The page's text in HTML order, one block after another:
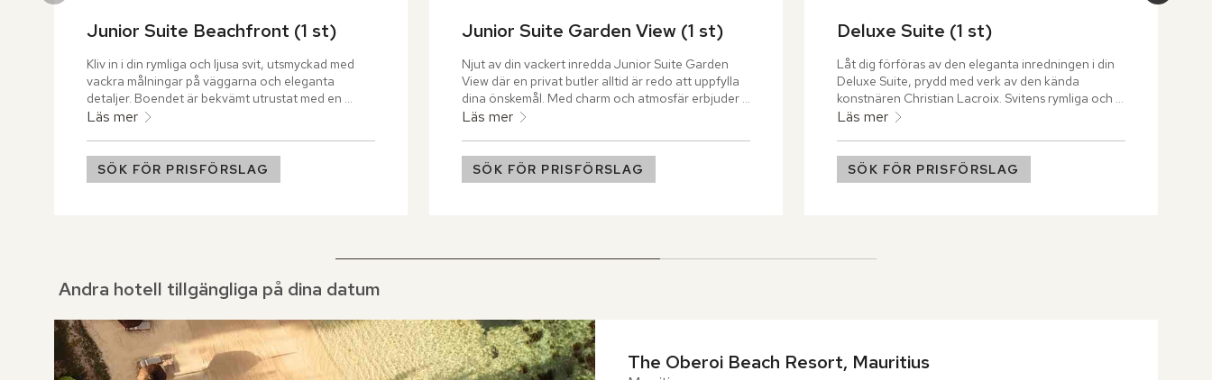
Junior Suite Beachfront (1 st)
Kliv in i din rymliga och ljusa svit, utsmyckad med
vackra målningar på väggarna och eleganta
detaljer. Boendet är bekvämt utrustat med en
inbjudande uteplats med enastående utsikt över
Läs mer
SÖK FÖR PRISFÖRSLAG
Junior Suite Garden View (1 st)
Njut av din vackert inredda Junior Suite Garden
View där en privat butler alltid är redo att uppfylla
dina önskemål. Med charm och atmosfär erbjuder
boendet unika konstverk, ett separat vardagsrum
tidlös elegans.
Läs mer
SÖK FÖR PRISFÖRSLAG
Deluxe Suite (1 st)
Låt dig förföras av den eleganta inredningen i din
Deluxe Suite, prydd med verk av den kända
konstnären Christian Lacroix. Svitens rymliga och
ljusa ytor förenar komfort och stil, och öppnar upp
Läs mer
SÖK FÖR PRISFÖRSLAG
Andra hotell tillgängliga på dina datum
The Oberoi Beach Resort, Mauritius